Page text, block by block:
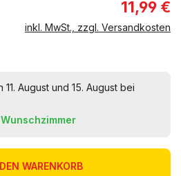
11,99 €
inkl. MwSt., zzgl. Versandkosten
August und 15. August bei
WARENKORB